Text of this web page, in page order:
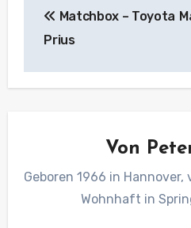
Matchbox – Toyota
Prius
Von
Geboren 1966 in
Wohnhaft in